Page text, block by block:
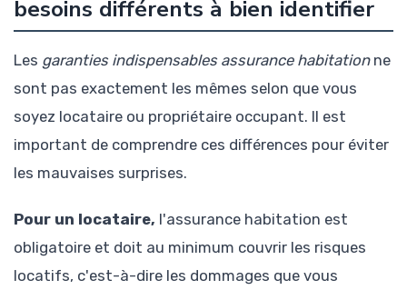
besoins différents à bien identifier
Les garanties indispensables assurance habitationne
sont pas exactement les mêmes selon que vous
soyez locataire ou propriétaire occupant. Il est
important de comprendre ces différences pour éviter
les mauvaises surprises.
Pour un locataire, l'assurance habitation est
obligatoire et doit au minimum couvrir les risques
locatifs, c'est-à-dire les dommages que vous